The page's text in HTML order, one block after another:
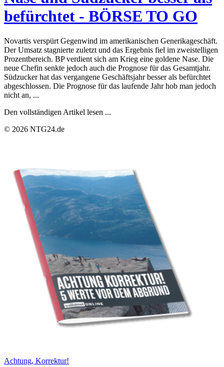
befürchtet - BÖRSE TO GO
Novartis verspürt Gegenwind im amerikanischen Generikageschäft.
Der Umsatz stagnierte zuletzt und das Ergebnis fiel im zweistelligen
Prozentbereich. BP verdient sich am Krieg eine goldene Nase. Die
neue Chefin senkte jedoch auch die Prognose für das Gesamtjahr.
Südzucker hat das vergangene Geschäftsjahr besser als befürchtet
abgeschlossen. Die Prognose für das laufende Jahr hob man jedoch
nicht an, ...
Den vollständigen Artikel lesen ...
© 2026 NTG24.de
Achtung, Korrektur!